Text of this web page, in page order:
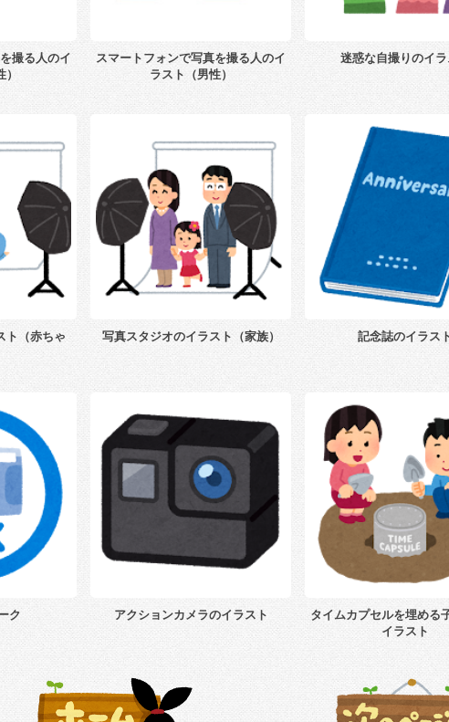
撮る人のイ
スマートフォンで写真を撮る人のイ
ラスト（男性）
迷惑な自撮りのイラ
ト（赤ちゃ
写真スタジオのイラスト（家族） 記念誌のイラス
ク アクションカメラのイラスト
タイムカプセルを埋める
イラスト